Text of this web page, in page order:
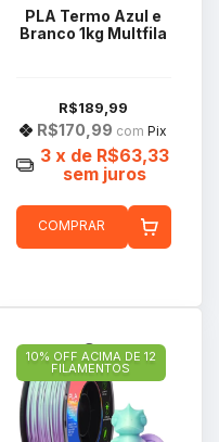
PLA Termo Azul e
Branco 1kg Multfila
R$189,99
R$170,99 com Pix
3 x de R$63,33
sem juros
COMPRAR
10% OFF ACIMA DE 12
FILAMENTOS